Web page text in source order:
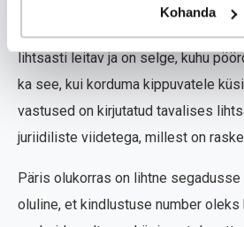
Kohanda
lihtsasti leitav ja on selge, kuhu
ka see, kui korduma kippuvatele
vastused on kirjutatud tavalises
juriidiliste viidetega, millest on raske
Päris olukorras on lihtne
oluline, et kindlustuse number